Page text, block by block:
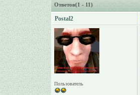
Ответов(1 - 11)
Postal2
Пользователь